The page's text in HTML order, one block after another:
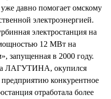
давно помогает омскому
электроэнергией.
электростанция на
12 МВт на
в 2000 году.
ЛАГУТИНА, окупился
конкурентное
отработала более